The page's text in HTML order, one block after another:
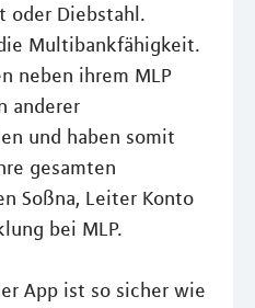
oder Diebstahl.
Multibankfähigkeit.
neben ihrem MLP
anderer
und haben somit
gesamten
Soßna, Leiter Konto
bei MLP.
App ist so sicher wie